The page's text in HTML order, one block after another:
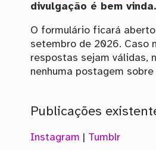
divulgação é bem vinda.
O formulário ficará
setembro de 2026. Caso
respostas sejam válidas,
nenhuma postagem
Publicações
Instagram Tumblr